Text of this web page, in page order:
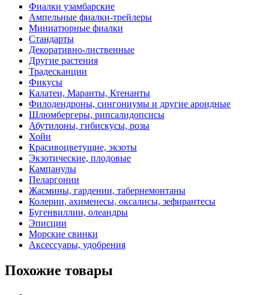
Фиалки узамбарские
Ампельные фиалки-трейлеры
Миниатюрные фиалки
Стандарты
Декоративно-лиственные
Другие растения
Традесканции
Фикусы
Калатеи, Маранты, Ктенанты
Филодендроны, сингониумы и другие ароидные
Шлюмбергеры, рипсалидопсисы
Абутилоны, гибискусы, розы
Хойи
Красивоцветущие, экзоты
Экзотические, плодовые
Кампанулы
Пеларгонии
Жасмины, гардении, табернемонтаны
Колерии, ахименесы, оксалисы, зефирантесы
Бугенвиллии, олеандры
Эписции
Морские свинки
Аксессуары, удобрения
Похожие товары